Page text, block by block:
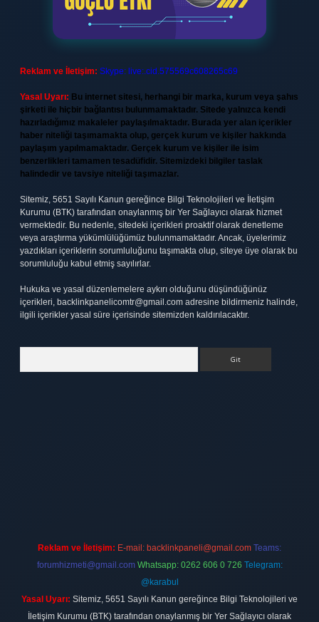
Reklam ve İletişim: Skype: live:.cid.575569c608265c69
Yasal Uyarı: Bu internet sitesi, herhangi bir marka, kurum veya şahıs
şirketi ile hiçbir bağlantısı bulunmamaktadır. Sitede yalnızca kendi
hazırladığımız makaleler paylaşılmaktadır. Burada yer alan içerikler
haber niteliği taşımamakta olup, gerçek kurum ve kişiler hakkında
paylaşım yapılmamaktadır. Gerçek kurum ve kişiler ile isim
benzerlikleri tamamen tesadüfidir. Sitemizdeki bilgiler taslak
halindedir ve tavsiye niteliği taşımazlar.
Sitemiz, 5651 Sayılı Kanun gereğince Bilgi Teknolojileri ve İletişim
Kurumu (BTK) tarafından onaylanmış bir Yer Sağlayıcı olarak hizmet
vermektedir. Bu nedenle, sitedeki içerikleri proaktif olarak denetleme
veya araştırma yükümlülüğümüz bulunmamaktadır. Ancak, üyelerimiz
yazdıkları içeriklerin sorumluluğunu taşımakta olup, siteye üye olarak bu
sorumluluğu kabul etmiş sayılırlar.
Hukuka ve yasal düzenlemelere aykırı olduğunu düşündüğünüz
içerikleri, backlinkpanelicomtr@gmail.com adresine bildirmeniz halinde,
ilgili içerikler yasal süre içerisinde sitemizden kaldırılacaktır.
Reklam ve İletişim: E-mail: backlinkpaneli@gmail.com Teams:
forumhizmeti@gmail.com Whatsapp: 0262 606 0 726 Telegram:
@karabul
Yasal Uyarı: Sitemiz, 5651 Sayılı Kanun gereğince Bilgi Teknolojileri ve
İletişim Kurumu (BTK) tarafından onaylanmış bir Yer Sağlayıcı olarak